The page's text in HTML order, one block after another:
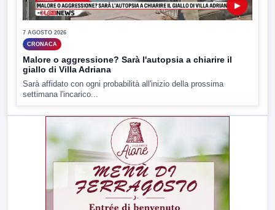
▶
7 AGOSTO 2026
CRONACA
Malore o aggressione? Sarà l'autopsia a chiarire il
giallo di Villa Adriana
Sarà affidato con ogni probabilità all'inizio della prossima
settimana l'incarico...